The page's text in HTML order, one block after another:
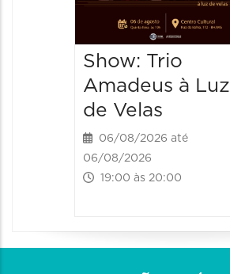
Show: Trio
Amadeus à Luz
de Velas
06/08/2026 até
06/08/2026
19:00 às 20:00